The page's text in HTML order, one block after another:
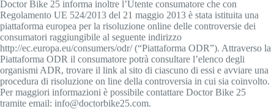
Doctor Bike 25 informa inoltre l’Utente consumatore che con
Regolamento UE 524/2013 del 21 maggio 2013 è stata istituita una
piattaforma europea per la risoluzione online delle controversie dei
consumatori raggiungibile al seguente indirizzo
http://ec.europa.eu/consumers/odr/ (“Piattaforma ODR”). Attraverso la
Piattaforma ODR il consumatore potrà consultare l’elenco degli
organismi ADR, trovare il link al sito di ciascuno di essi e avviare una
procedura di risoluzione on line della controversia in cui sia coinvolto.
Per maggiori informazioni è possibile contattare Doctor Bike 25
tramite email: info@doctorbike25.com.